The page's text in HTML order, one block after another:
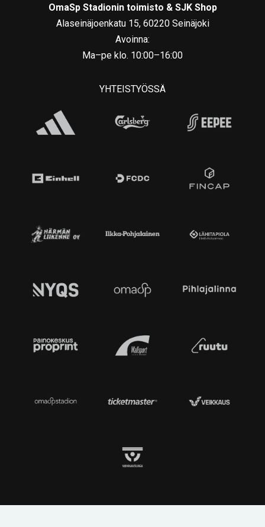
OmaSp Stadionin toimisto & SJK Shop
Alaseinäjoenkatu 15, 60220 Seinäjoki
Avoinna:
Ma–pe klo. 10:00–16:00
YHTEISTYÖSSÄ